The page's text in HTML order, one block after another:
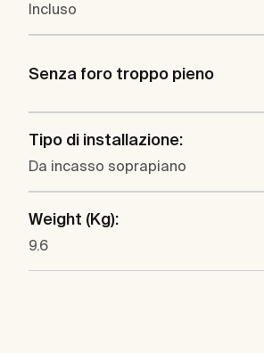
Incluso
Senza foro troppo pieno
Tipo di installazione:
Da incasso soprapiano
Weight (Kg):
9.6